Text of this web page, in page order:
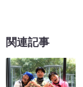
関連記事